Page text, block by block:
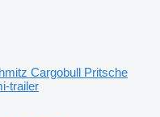
Cargobull Pritsche
trailer